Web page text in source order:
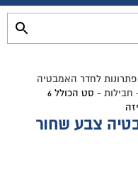
פתרונות לחדר האמבטיה
חבילות -
סט הכולל 6
אמבטיה צבע שחור